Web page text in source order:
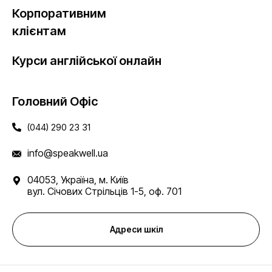
Корпоративним
клієнтам
Курси англійської онлайн
Головний Офіс
(044) 290 23 31
info@speakwell.ua
04053, Україна, м. Київ
вул. Січових Стрільців 1-5, оф. 701
Адреси шкіл